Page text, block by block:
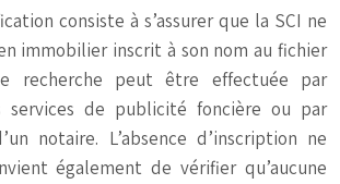
consiste à s’assurer que la SCI ne
immobilier inscrit à son nom au fichier
recherche peut être effectuée par
services de publicité foncière ou par
notaire. L’absence d’inscription ne
également de vérifier qu’aucune